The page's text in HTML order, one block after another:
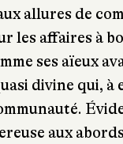
allures de
les affaires à
ses aïeux
divine qui, à
aux